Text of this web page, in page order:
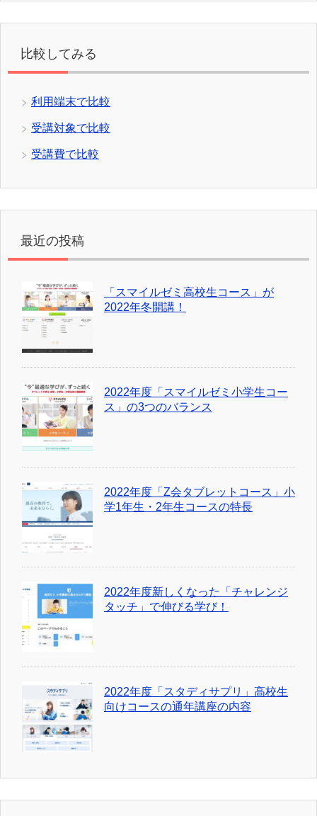
比較してみる
利用端末で比較
受講対象で比較
受講費で比較
最近の投稿
「スマイルゼミ高校生コース」が
2022年冬開講！
2022年度「スマイルゼミ小学生コー
ス」の3つのバランス
2022年度「Z会タブレットコース」小
学1年生・2年生コースの特長
2022年度新しくなった「チャレンジ
タッチ」で伸びる学び！
2022年度「スタディサプリ」高校生
向けコースの通年講座の内容